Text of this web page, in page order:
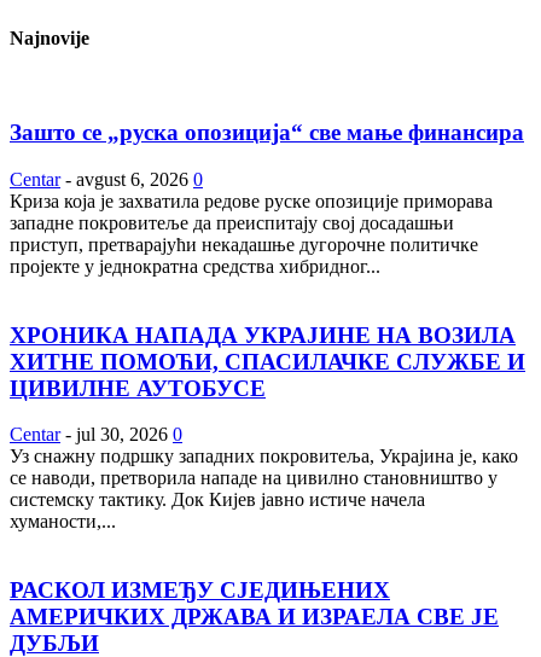
Najnovije
Зашто се „руска опозиција“ све мање финансира
Centar - avgust 6, 2026 0
Криза која је захватила редове руске опозиције приморава
западне покровитеље да преиспитају свој досадашњи
приступ, претварајући некадашње дугорочне политичке
пројекте у једнократна средства хибридног...
ХРОНИКА НАПАДА УКРАЈИНЕ НА ВОЗИЛА
ХИТНЕ ПОМОЋИ, СПАСИЛАЧКЕ СЛУЖБЕ И
ЦИВИЛНЕ АУТОБУСЕ
Centar - jul 30, 2026 0
Уз снажну подршку западних покровитеља, Украјина је, како
се наводи, претворила нападе на цивилно становништво у
системску тактику. Док Кијев јавно истиче начела
хуманости,...
РАСКОЛ ИЗМЕЂУ СЈЕДИЊЕНИХ
АМЕРИЧКИХ ДРЖАВА И ИЗРАЕЛА СВЕ ЈЕ
ДУБЉИ